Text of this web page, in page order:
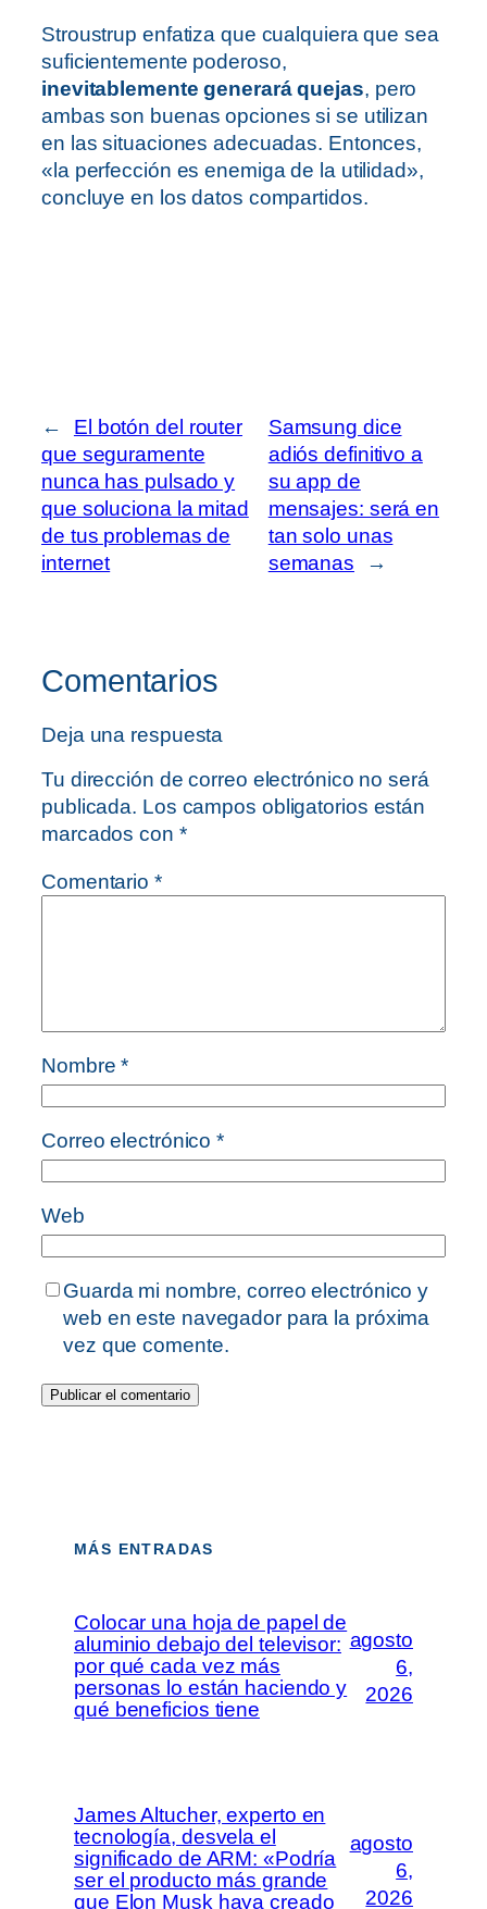
Stroustrup enfatiza que cualquiera que sea
suficientemente poderoso,
inevitablemente generará quejas, pero
ambas son buenas opciones si se utilizan
en las situaciones adecuadas. Entonces,
«la perfección es enemiga de la utilidad»,
concluye en los datos compartidos.
←
El botón del router
que seguramente
nunca has pulsado y
que soluciona la mitad
de tus problemas de
internet
Samsung dice
adiós definitivo a
su app de
mensajes: será en
tan solo unas
semanas
→
Comentarios
Deja una respuesta
Tu dirección de correo electrónico no será
publicada. Los campos obligatorios están
marcados con *
Comentario *
Nombre*
Correo electrónico*
Web
Guarda mi nombre, correo electrónico y
web en este navegador para la próxima
vez que comente.
MÁS ENTRADAS
Colocar una hoja de papel de
aluminio debajo del televisor:
por qué cada vez más
personas lo están haciendo y
qué beneficios tiene
agosto
6,
2026
James Altucher, experto en
tecnología, desvela el
significado de ARM: «Podría
ser el producto más grande
que Elon Musk haya creado
agosto
6,
2026